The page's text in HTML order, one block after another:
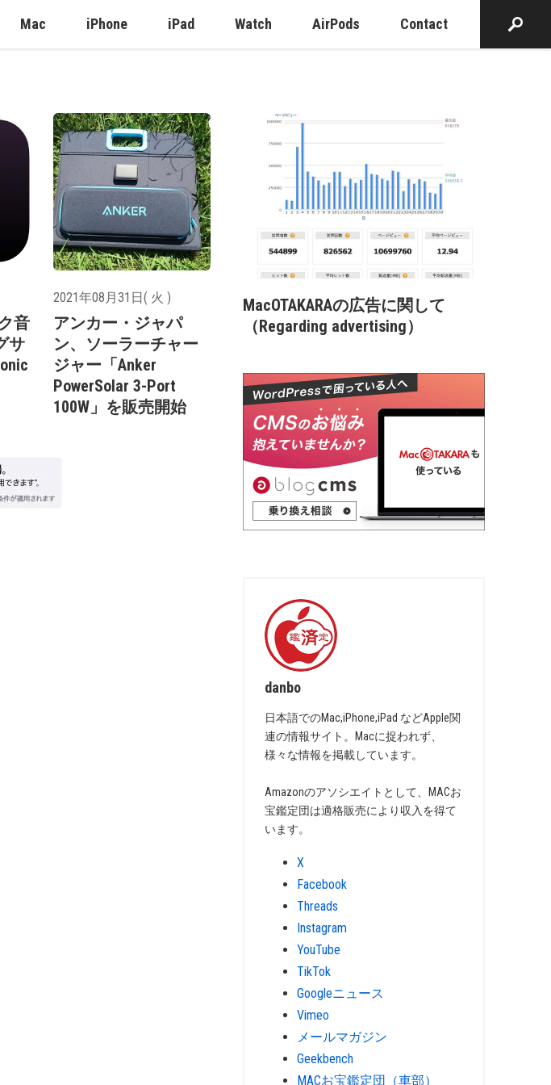
Mac iPhone iPad Watch AirPods Contact
音
サ
2021年08月31日( 火 )
アンカー・ジャパ
ン、ソーラーチャー
ジャー「Anker
PowerSolar 3-Port
100W」を販売開始
MacOTAKARAの広告に関して
（Regarding advertising）
danbo
日本語でのMac,iPhone,iPad などApple関
連の情報サイト。Macに捉われず、
様々な情報を掲載しています。
Amazonのアソシエイトとして、MACお
宝鑑定団は適格販売により収入を得て
います。
X
Facebook
Threads
Instagram
YouTube
TikTok
Googleニュース
Vimeo
メールマガジン
Geekbench
MACお宝鑑定団（車部）